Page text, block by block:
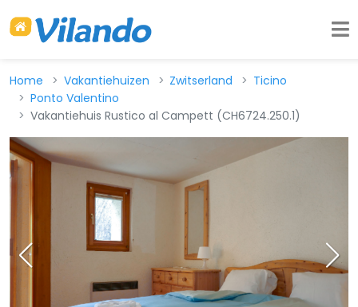
Home Vakantiehuizen Zwitserland
Ticino
Ponto Valentino
Vakantiehuis Rustico al Campett (CH6724.250.1)